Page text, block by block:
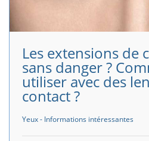
Les extensions de
sans danger ?
utiliser avec des
contact ?
Yeux - Informations intéressantes